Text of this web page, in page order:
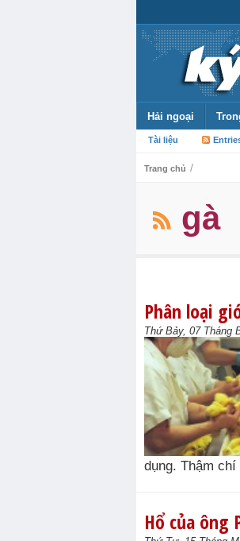
Hải ngoại
Tài liệu
Trang chủ /
gà
Phân loại
Thứ Bảy, 07 Tháng
dụng. Thậm
Hổ của ông